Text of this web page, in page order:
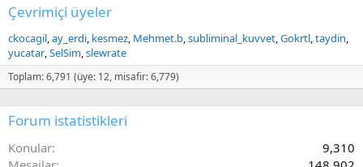
Çevrimiçi üyeler
ckocagil ay_erdi kesmez Mehmet.b subliminal_kuvvet Gokrtl taydin
yucatar SelSim slewrate
Toplam: 6,791 (üye: 12, misafir: 6,779)
Forum istatistikleri
Konular
9,310